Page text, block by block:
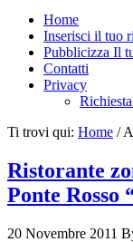
Home
Inserisci il tuo
Pubblicizza Il
Contatti
Privacy
Ti trovi qui: Home /
Ristorante
Ponte Rosso
20 Novembre 2011